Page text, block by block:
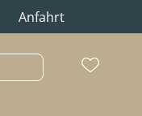
Anfahrt